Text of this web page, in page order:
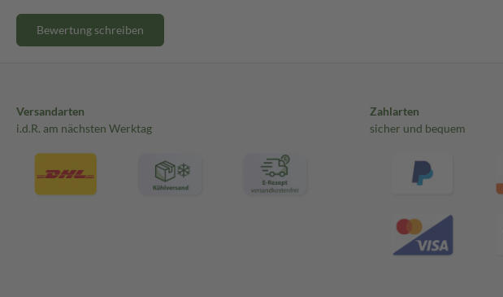
Bewertung schreiben
Versandarten
i.d.R. am nächsten Werktag
Zahlarten
sicher und bequem